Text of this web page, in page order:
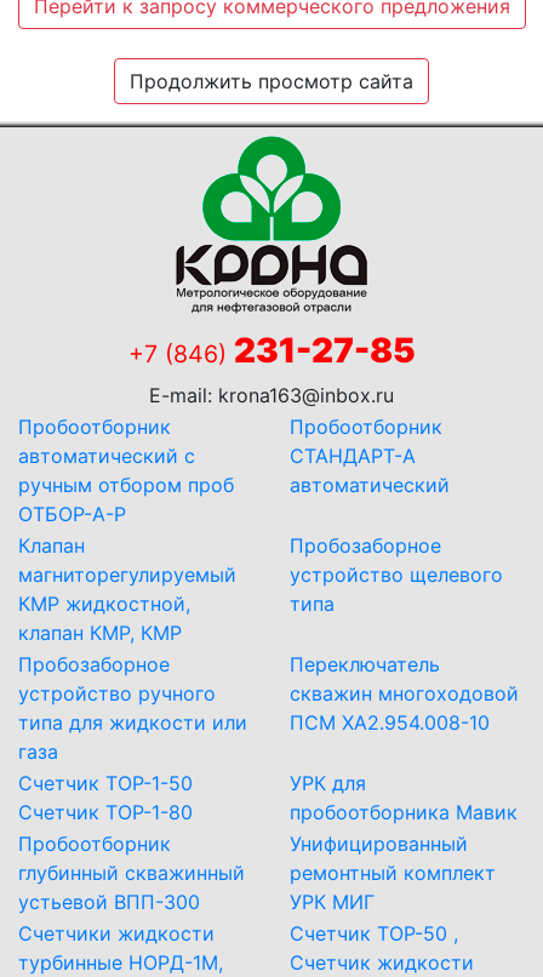
Перейти к запросу коммерческого предложения
Продолжить просмотр сайта
+7 (846) 231-27-85
E-mail: krona163@inbox.ru
Пробоотборник
автоматический с
ручным отбором проб
ОТБОР-А-Р
Пробоотборник
СТАНДАРТ-А
автоматический
Клапан
магниторегулируемый
КМР жидкостной,
клапан КМР, КМР
Пробозаборное
устройство щелевого
типа
Пробозаборное
устройство ручного
типа для жидкости или
газа
Переключатель
скважин многоходовой
ПСМ ХА2.954.008-10
Счетчик ТОР-1-50
Счетчик ТОР-1-80
УРК для
пробоотборника Мавик
Пробоотборник
глубинный скважинный
устьевой ВПП-300
Унифицированный
ремонтный комплект
УРК МИГ
Счетчики жидкости
турбинные НОРД-1М,
Счетчик ТОР-50 ,
Счетчик жидкости